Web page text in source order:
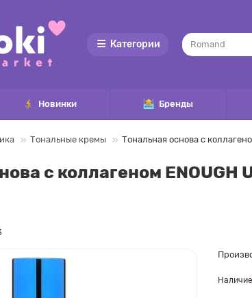
Категории
Новинки Бренды
Тональные кремы Тональная основа с
с коллагеном